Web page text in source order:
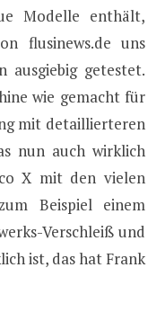
Modelle enthält,
flusinews.de uns
ausgiebig getestet.
wie gemacht für
mit detaillierteren
nun auch wirklich
X mit den vielen
Beispiel einem
Verschleiß und
ist, das hat Frank